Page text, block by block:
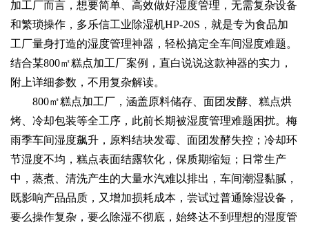
加工厂而言，想要简单、高效做好湿度管理，无需复杂设备
和繁琐操作，多乐信工业除湿机HP-20S，就是专为食品加
工厂量身打造的湿度管理神器，轻松搞定全车间湿度难题。
结合某800㎡糕点加工厂案例，直白说说这款神器的实力，
附上详细参数，不用复杂解读。
800㎡糕点加工厂，涵盖原料储存、面团发酵、糕点烘
烤、冷却包装等全工序，此前长期被湿度管理难题困扰。梅
雨季车间湿度飙升，原料结块发霉、面团发酵失控；冷却环
节湿度不均，糕点表面结露软化，保质期缩短；日常生产
中，蒸煮、清洗产生的大量水汽难以排出，车间潮湿黏腻，
既影响产品品质，又增加损耗成本，尝试过普通除湿设备，
要么操作复杂，要么除湿不彻底，始终达不到理想的湿度管